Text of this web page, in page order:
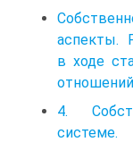
аспекты.
в ходе
4.